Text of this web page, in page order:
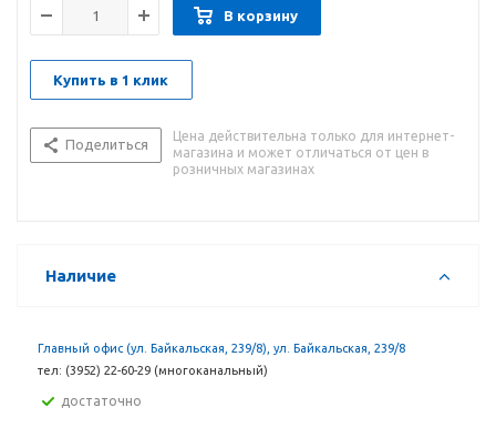
В корзину
Купить в 1 клик
Поделиться
Цена действительна только для интернет-
магазина и может отличаться от цен в
розничных магазинах
Наличие
Главный офис (ул. Байкальская, 239/8), ул. Байкальская, 239/8
тел: (3952) 22-60-29 (многоканальный)
Достаточно